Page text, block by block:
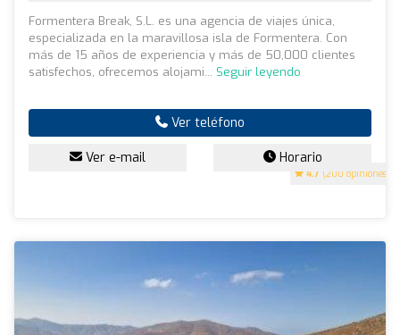
4.7 (200 opiniones)
Formentera Break, S.L. es una agencia de viajes única,
especializada en la maravillosa isla de Formentera. Con
más de 15 años de experiencia y más de 50,000 clientes
satisfechos, ofrecemos alojami... Seguir leyendo
Ver teléfono
Ver e-mail Horario